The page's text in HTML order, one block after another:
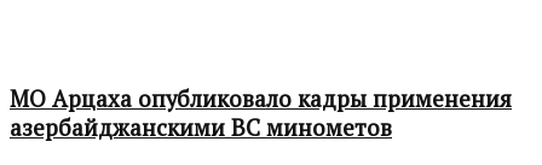
МО Арцаха опубликовало кадры применения
азербайджанскими ВС минометов